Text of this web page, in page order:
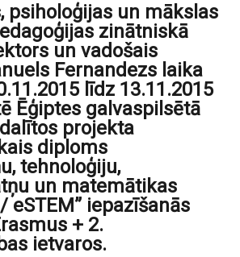
psiholoģijas un mākslas
zinātniskā
un vadošais
Fernandezs laika
līdz 13.11.2015
Ēģiptes galvaspilsētā
projekta
diploms
tehnoloģiju,
un matemātikas
eSTEM” iepazīšanās
+ 2.
ietvaros.